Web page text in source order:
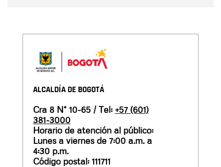
ALCALDÍA DE BOGOTÁ
Cra 8 N° 10-65 / Tel: +57 (601)
381-3000
Horario de atención al público:
Lunes a viernes de 7:00 a.m. a
4:30 p.m.
Código postal: 111711